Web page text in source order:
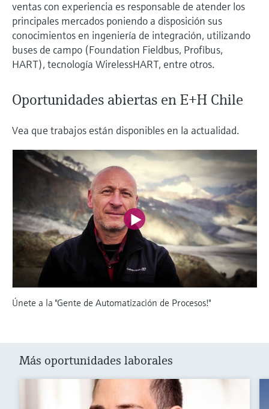
Visor de dispositivos
Encuentre información y documentación
específicas sobre los productos.
Encuentre repuestos por raíz del producto,
código de pedido o número de serie
electromecánico
Medición de nivel por barrera de
microondas
Medición mediante transmisión de
microondas
Memosens technology
Ver todos
la transparencia de los procesos
para una toma de decisiones más
sólida y fundamentada
ventas con experiencia es responsable de atender los
principales mercados poniendo a disposición sus
conocimientos en ingeniería de integración, utilizando
buses de campo (Foundation Fieldbus, Profibus,
HART), tecnología WirelessHART, entre otros.
Oportunidades abiertas en E+H Chile
Vea que trabajos están disponibles en la actualidad.
Únete a la "Gente de Automatización de Procesos!"
Más oportunidades laborales